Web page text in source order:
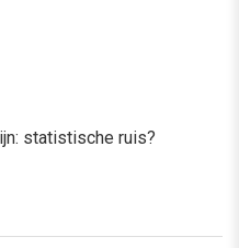
statistische ruis?